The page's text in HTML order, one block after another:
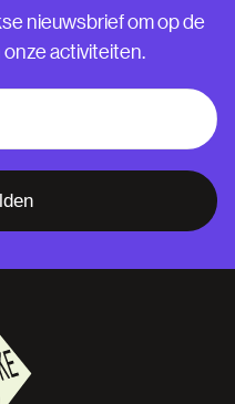
nieuwsbrief om op de
activiteiten.